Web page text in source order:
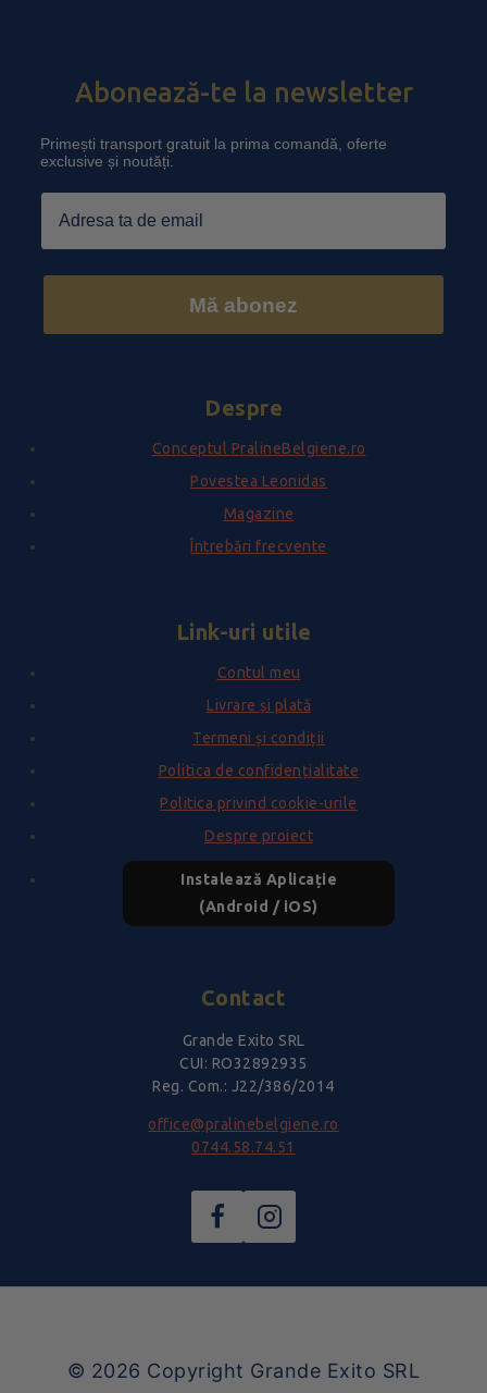
Abonează-te la newsletter
Primești transport gratuit la prima comandă, oferte
exclusive și noutăți.
Email
Mă abonez
Despre
Conceptul PralineBelgiene.ro
Povestea Leonidas
Magazine
Întrebări frecvente
Link-uri utile
Contul meu
Livrare și plată
Termeni și condiții
Politica de confidențialitate
Politica privind cookie-urile
Despre proiect
Instalează Aplicație
(Android / iOS)
Contact
Grande Exito SRL
CUI: RO32892935
Reg. Com.: J22/386/2014
office@pralinebelgiene.ro
0744.58.74.51
© 2026 Copyright Grande Exito SRL